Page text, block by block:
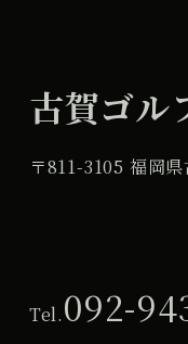
古賀ゴル
〒811-3105 福岡
Tel.092-